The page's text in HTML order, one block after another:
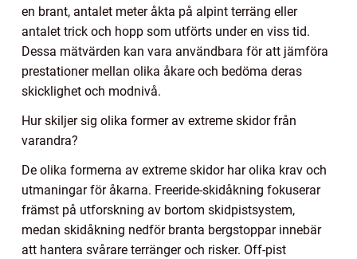
en brant, antalet meter åkta på alpint terräng eller
antalet trick och hopp som utförts under en viss tid.
Dessa mätvärden kan vara användbara för att jämföra
prestationer mellan olika åkare och bedöma deras
skicklighet och modnivå.
Hur skiljer sig olika former av extreme skidor från
varandra?
De olika formerna av extreme skidor har olika krav och
utmaningar för åkarna. Freeride-skidåkning fokuserar
främst på utforskning av bortom skidpistsystem,
medan skidåkning nedför branta bergstoppar innebär
att hantera svårare terränger och risker. Off-pist